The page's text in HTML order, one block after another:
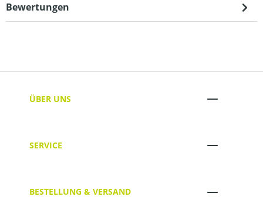
Bewertungen
ÜBER UNS
SERVICE
BESTELLUNG & VERSAND